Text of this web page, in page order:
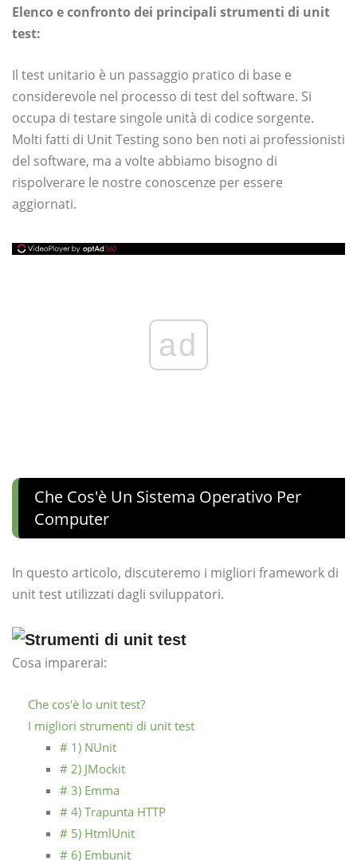
Elenco e confronto dei principali strumenti di unit
test:
Il test unitario è un passaggio pratico di base e
considerevole nel processo di test del software. Si
occupa di testare singole unità di codice sorgente.
Molti fatti di Unit Testing sono ben noti ai professionisti
del software, ma a volte abbiamo bisogno di
rispolverare le nostre conoscenze per essere
aggiornati.
ad
Che Cos'è Un Sistema Operativo Per
Computer
In questo articolo, discuteremo i migliori framework di
unit test utilizzati dagli sviluppatori.
Cosa imparerai:
Che cos'è lo unit test?
I migliori strumenti di unit test
# 1) NUnit
# 2) JMockit
# 3) Emma
# 4) Trapunta HTTP
# 5) HtmlUnit
# 6) Embunit